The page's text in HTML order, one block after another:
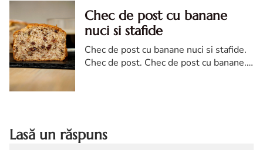
Chec de post cu banane
nuci si stafide
Chec de post cu banane nuci si stafide.
Chec de post. Chec de post cu banane.
Lasă un răspuns